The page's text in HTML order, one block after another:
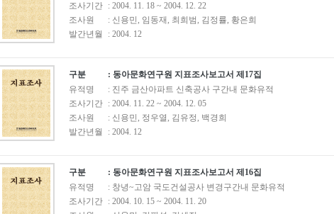
조사기간 : 2004. 11. 18 ~ 2004. 12. 22
조사원
: 신용민, 임동재, 최희범, 김정률, 황은희
발간년월
: 2004. 12
구분
: 동아문화연구원 지표조사보고서 제17집
유적명
: 진주 금산아파트 신축공사 구간내 문화유적
조사기간 : 2004. 11. 22 ~ 2004. 12. 05
조사원
: 신용민, 정우열, 김유정, 백경희
발간년월
: 2004. 12
구분
: 동아문화연구원 지표조사보고서 제16집
유적명
: 창녕~고암 국도건설공사 변경구간내 문화유적
조사기간 : 2004. 10. 15 ~ 2004. 11. 20